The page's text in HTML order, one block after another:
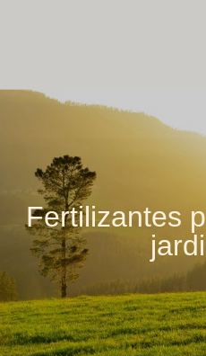
Fertilizantes